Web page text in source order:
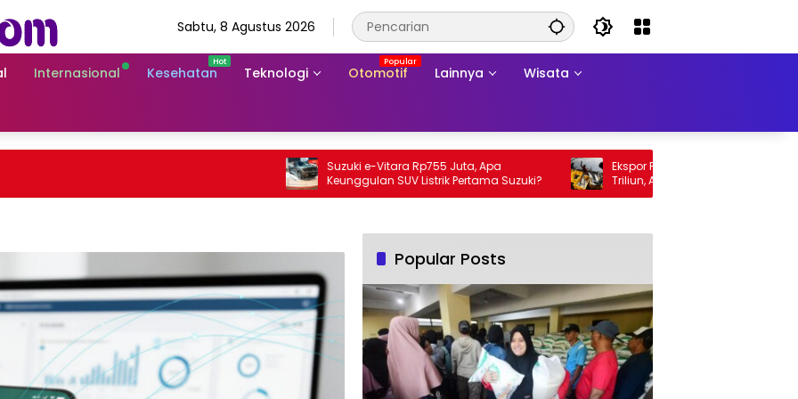
Sabtu, 8 Agustus 2026
Internasional Kesehatan Teknologi Otomotif Lainnya Wisata
Suzuki e-Vitara Rp755 Juta, Apa
Keunggulan SUV Listrik Pertama Suzuki?
Ekspor Perikanan 2025 Tembus Rp105
Triliun, AS Jadi Pasar Utama
Popular Posts